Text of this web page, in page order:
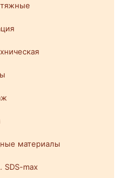
материалы
SDS-max